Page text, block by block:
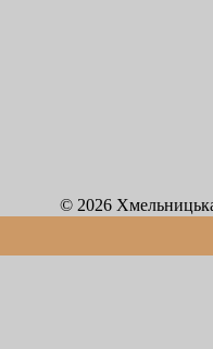
© 2026